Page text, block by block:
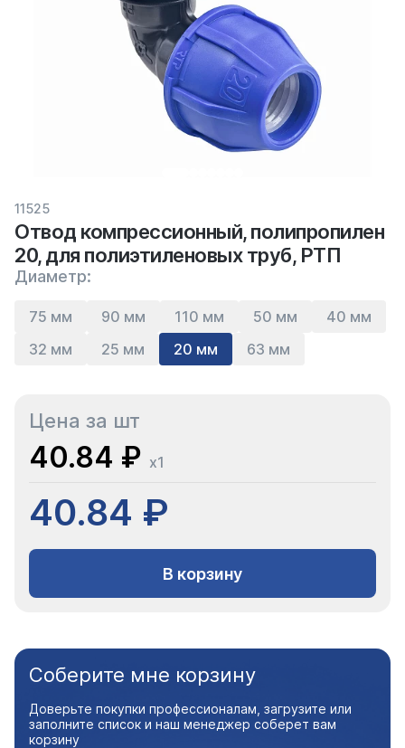
11525
Отвод компрессионный, полипропилен
20, для полиэтиленовых труб, РТП
Диаметр:
75 мм 90 мм 110 мм 50 мм
40 мм
32 мм
25 мм 20 мм 63 мм
Цена за шт
40.84 ₽ x1
40.84 ₽
В корзину
Соберите мне корзину
Доверьте покупки профессионалам, загрузите или
заполните список и наш менеджер соберет вам
корзину